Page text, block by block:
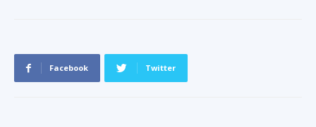
Facebook Twitter